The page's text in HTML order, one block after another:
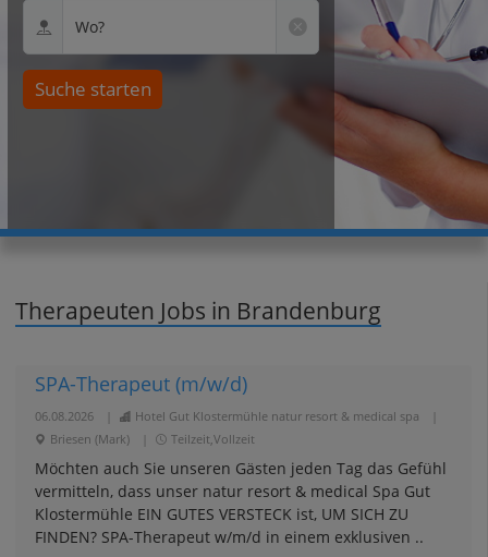
Wo?
Suche starten
Therapeuten Jobs in Brandenburg
SPA-Therapeut (m/w/d)
06.08.2026 Hotel Gut Klostermühle natur resort & medical spa
Briesen (Mark)
Teilzeit,Vollzeit
Möchten auch Sie unseren Gästen jeden Tag das Gefühl
vermitteln, dass unser natur resort & medical Spa Gut
Klostermühle EIN GUTES VERSTECK ist, UM SICH ZU
FINDEN? SPA-Therapeut w/m/d in einem exklusiven ..